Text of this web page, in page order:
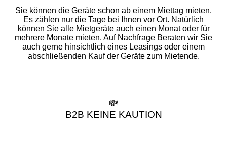
Sie können die Geräte schon ab einem Miettag mieten.
Es zählen nur die Tage bei Ihnen vor Ort. Natürlich
können Sie alle Mietgeräte auch einen Monat oder für
mehrere Monate mieten. Auf Nachfrage Beraten wir Sie
auch gerne hinsichtlich eines Leasings oder einem
abschließenden Kauf der Geräte zum Mietende.
💸
B2B KEINE KAUTION